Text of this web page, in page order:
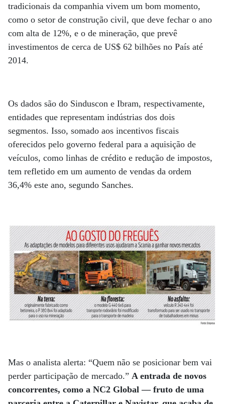
tradicionais da companhia vivem um bom momento,
como o setor de construção civil, que deve fechar o ano
com alta de 12%, e o de mineração, que prevê
investimentos de cerca de US$ 62 bilhões no País até
2014.
Os dados são do Sinduscon e Ibram, respectivamente,
entidades que representam indústrias dos dois
segmentos. Isso, somado aos incentivos fiscais
oferecidos pelo governo federal para a aquisição de
veículos, como linhas de crédito e redução de impostos,
tem refletido em um aumento de vendas da ordem
36,4% este ano, segundo Sanches.
Mas o analista alerta: “Quem não se posicionar bem vai
perder participação de mercado.” A entrada de novos
concorrentes, como a NC2 Global — fruto de uma